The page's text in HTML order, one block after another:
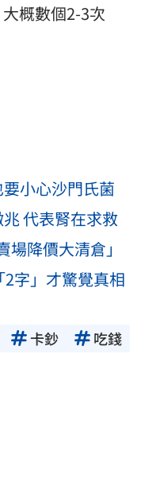
概數個2-3次
小心沙門氏菌
代表腎在求救
降價大清倉」
字」才驚覺真相
卡鈔 吃錢